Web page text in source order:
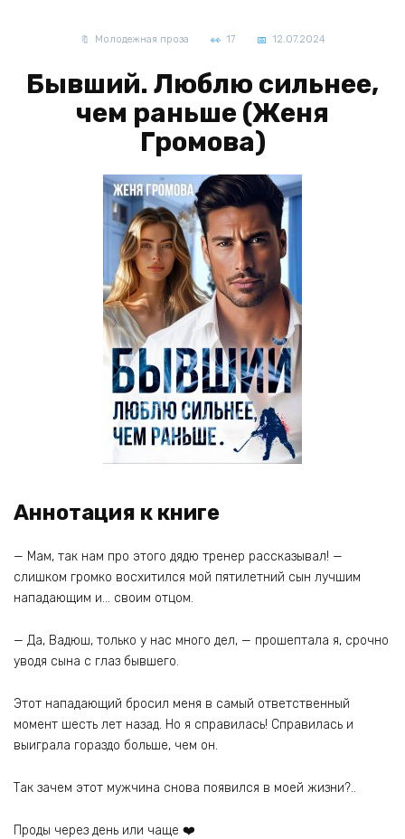
Молодежная проза 17 12.07.2024
Бывший. Люблю сильнее,
чем раньше (Женя
Громова)
Аннотация к книге
— Мам, так нам про этого дядю тренер рассказывал! —
слишком громко восхитился мой пятилетний сын лучшим
нападающим и… своим отцом.
— Да, Вадюш, только у нас много дел, — прошептала я, срочно
уводя сына с глаз бывшего.
Этот нападающий бросил меня в самый ответственный
момент шесть лет назад. Но я справилась! Справилась и
выиграла гораздо больше, чем он.
Так зачем этот мужчина снова появился в моей жизни?..
Проды через день или чаще ‍❤️‍